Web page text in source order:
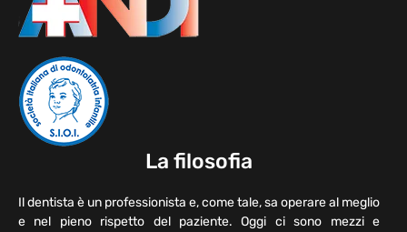
La filosofia
Il dentista è un professionista e, come tale, sa operare al meglio
e nel pieno rispetto del paziente. Oggi ci sono mezzi e